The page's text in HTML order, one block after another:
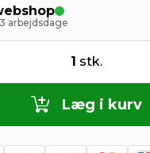
arbejdsdage
1 stk.
Læg i kurv